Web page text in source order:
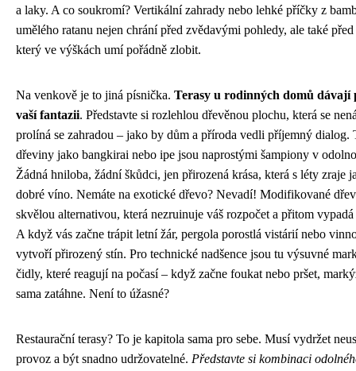
a laky. A co soukromí? Vertikální zahrady nebo lehké příčky z
umělého ratanu nejen chrání před zvědavými pohledy, ale také
který ve výškách umí pořádně zlobit.
Na venkově je to jiná písnička. Terasy u rodinných domů dávají
vaší fantazii. Představte si rozlehlou dřevěnou plochu, která se
prolíná se zahradou – jako by dům a příroda vedli příjemný dialog.
dřeviny jako bangkirai nebo ipe jsou naprostými šampiony v
Žádná hniloba, žádní škůdci, jen přirozená krása, která s léty zraje
dobré víno. Nemáte na exotické dřevo? Nevadí! Modifikované
skvělou alternativou, která nezruinuje váš rozpočet a přitom vypadá
A když vás začne trápit letní žár, pergola porostlá vistárií nebo
vytvoří přirozený stín. Pro technické nadšence jsou tu výsuvné
čidly, které reagují na počasí – když začne foukat nebo pršet,
sama zatáhne. Není to úžasné?
Restaurační terasy? To je kapitola sama pro sebe. Musí vydržet
provoz a být snadno udržovatelné. Představte si kombinaci